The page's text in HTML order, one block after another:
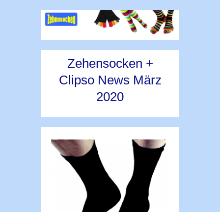
Zehensocken +
Clipso News März
2020